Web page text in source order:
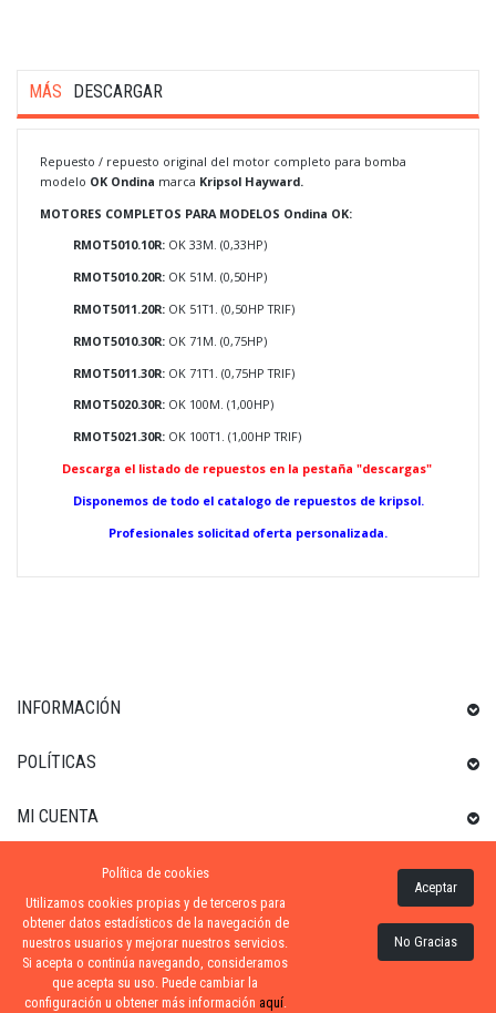
MÁS DESCARGAR
Repuesto / repuesto original del motor completo para bomba
modelo OK Ondina marca Kripsol Hayward.
MOTORES COMPLETOS PARA MODELOS Ondina OK:
RMOT5010.10R: OK 33M. (0,33HP)
RMOT5010.20R: OK 51M. (0,50HP)
RMOT5011.20R: OK 51T1. (0,50HP TRIF)
RMOT5010.30R: OK 71M. (0,75HP)
RMOT5011.30R: OK 71T1. (0,75HP TRIF)
RMOT5020.30R: OK 100M. (1,00HP)
RMOT5021.30R: OK 100T1. (1,00HP TRIF)
Descarga el listado de repuestos en la pestaña "descargas"
Disponemos de todo el catalogo de repuestos de kripsol.
Profesionales solicitad oferta personalizada.
INFORMACIÓN
POLÍTICAS
MI CUENTA
INFORMACIÓN SOBRE LA TIENDA
ZONA-PISCINA| DISTRIBUIDORES OFICIALES KRIPSOL
Política de cookies
Utilizamos cookies propias y de terceros para
obtener datos estadísticos de la navegación de
nuestros usuarios y mejorar nuestros servicios.
Si acepta o continúa navegando, consideramos
que acepta su uso. Puede cambiar la
configuración u obtener más información aquí.
Aceptar
No Gracias